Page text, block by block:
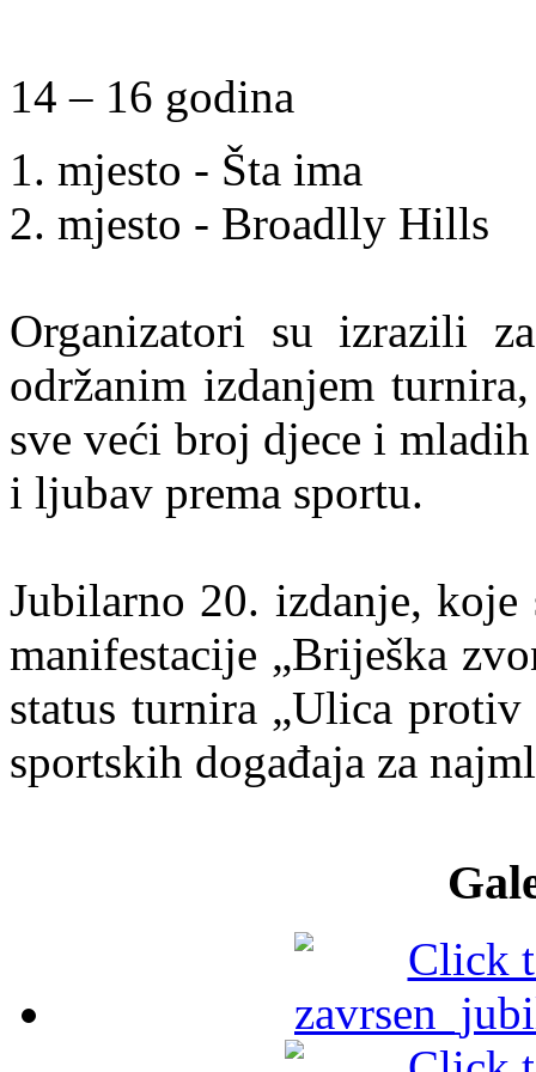
14 – 16 godina
1. mjesto - Šta ima
2. mjesto - Broadlly Hills
Organizatori su izrazili
održanim izdanjem
sve veći broj djece i
i ljubav prema sportu.
Jubilarno 20. izdanje,
manifestacije „Briješka
status turnira „Ulica
sportskih događaja za